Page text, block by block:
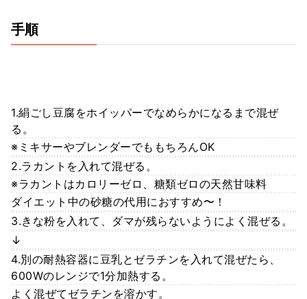
手順
1.絹ごし豆腐をホイッパーでなめらかになるまで混ぜ
る。
※ミキサーやブレンダーでももちろんOK
2.ラカントを入れて混ぜる。
※ラカントはカロリーゼロ、糖類ゼロの天然甘味料
ダイエット中の砂糖の代用におすすめ〜！
3.きな粉を入れて、ダマが残らないようによく混ぜる。
↓
4.別の耐熱容器に豆乳とゼラチンを入れて混ぜたら、
600Wのレンジで1分加熱する。
よく混ぜてゼラチンを溶かす。